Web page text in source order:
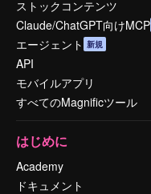
ストックコンテンツ
Claude/ChatGPT向けMCP
エージェント 新規
API
モバイルアプリ
すべてのMagnificツール
はじめに
Academy
ドキュメント